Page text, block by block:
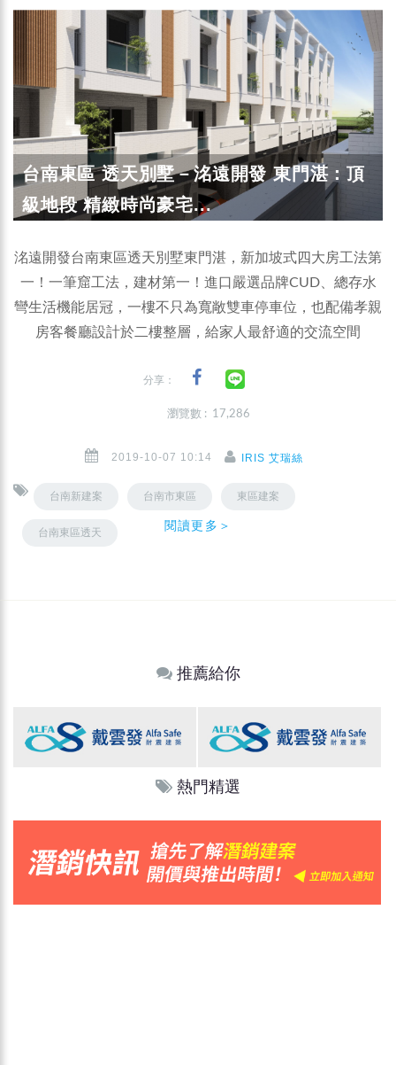
台南東區 透天別墅－洺遠開發 東門湛：頂
級地段 精緻時尚豪宅...
洺遠開發台南東區透天別墅東門湛，新加坡式四大房工法第
一！一筆窟工法，建材第一！進口嚴選品牌CUD、總存水
彎生活機能居冠，一樓不只為寬敞雙車停車位，也配備孝親
房客餐廳設計於二樓整層，給家人最舒適的交流空間
分享：
瀏覽數 : 17,286
2019-10-07 10:14 IRIS 艾瑞絲
台南新建案 台南市東區 東區建案
台南東區透天 閱讀更多＞
推薦給你
熱門精選